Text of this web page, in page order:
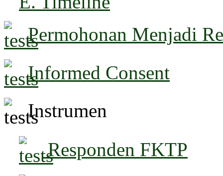
Permohonan Menjadi
Informed Consent
Instrumen
Responden FKTP